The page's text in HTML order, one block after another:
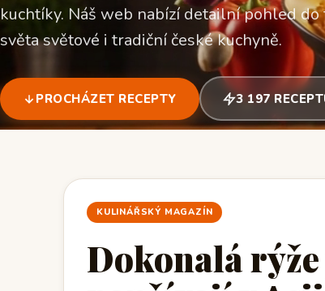
kuchtíky. Náš web nabízí detailní pohled do
světa světové i tradiční české kuchyně.
PROCHÁZET RECEPTY 3 197
KULINÁŘSKÝ MAGAZÍN
Dokonalá